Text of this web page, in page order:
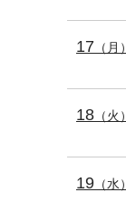
17 （月）
18 （火）
19 （水）